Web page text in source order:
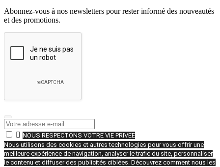
Abonnez-vous à nos newsletters pour rester informé des nouveautés
et des promotions.
 NOUS RESPECTONS VOTRE VIE PRIVEE
Nous utilisons des cookies et autres technologies pour vous offrir une
meilleure expérience de navigation, analyser le trafic du site, personnaliser
le contenu et diffuser des publicités ciblées. Découvrez comment nous les